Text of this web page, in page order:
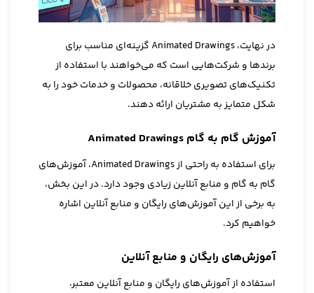
در نهایت، Animated Drawings گزینه‌ای مناسب برای
برندها و شرکت‌هایی است که می‌خواهند با استفاده از
تکنیک‌های تصویری خلاقانه، محصولات و خدمات خود را به
شکل متمایز به مشتریان ارائه دهند.
آموزش گام به گام Animated Drawings
برای استفاده به راحتی از Animated Drawings، آموزش‌های
گام به گام و منابع آنلاین زیادی وجود دارد. در این بخش،
به برخی از این آموزش‌های رایگان و منابع آنلاین اشاره
خواهیم کرد.
آموزش‌های رایگان و منابع آنلاین
استفاده از آموزش‌های رایگان و منابع آنلاین معتبر،